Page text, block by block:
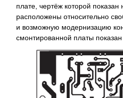
плате, чертёж которой
расположены относительно
и возможную модернизацию
смонтированной платы показан